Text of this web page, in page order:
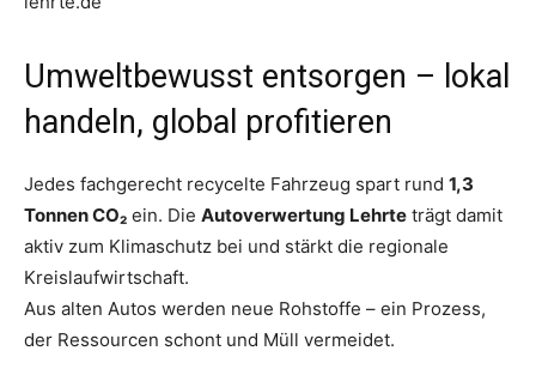
Umweltbewusst entsorgen – lokal
handeln, global profitieren
Jedes fachgerecht recycelte Fahrzeug spart rund 1,3
Tonnen CO₂ ein. Die Autoverwertung Lehrte trägt damit
aktiv zum Klimaschutz bei und stärkt die regionale
Kreislaufwirtschaft.
Aus alten Autos werden neue Rohstoffe – ein Prozess,
der Ressourcen schont und Müll vermeidet.